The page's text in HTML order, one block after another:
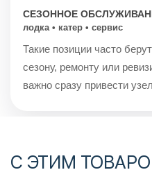
СЕЗОННОЕ
лодка • катер • сервис
Такие позиции часто
сезону, ремонту или
важно сразу привести
С ЭТИМ